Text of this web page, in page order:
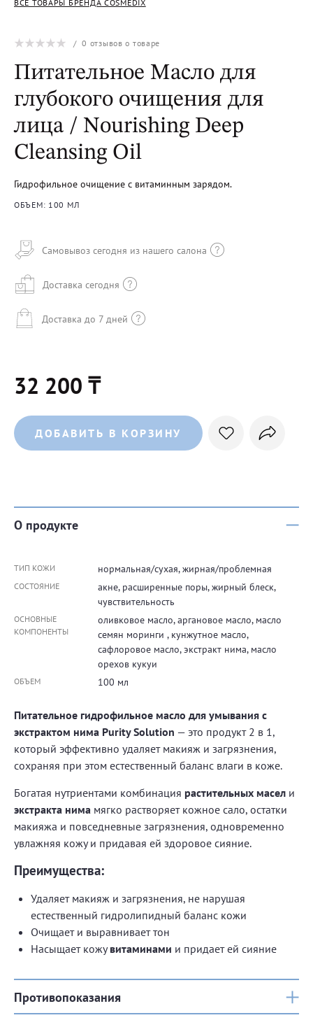
ВСЕ ТОВАРЫ БРЕНДА COSMEDIX
/0 отзывов о товаре
Питательное Масло для
глубокого очищения для
лица / Nourishing Deep
Cleansing Oil
Гидрофильное очищение с витаминным зарядом.
ОБЪЕМ: 100 МЛ
Самовывоз сегодня из нашего салона
Доставка сегодня
Доставка до 7 дней
32 200 ₸
ДОБАВИТЬ В КОРЗИНУ
О продукте
ТИП КОЖИ нормальная/сухая, жирная/проблемная
СОСТОЯНИЕ
акне, расширенные поры, жирный блеск,
чувствительность
ОСНОВНЫЕ
КОМПОНЕНТЫ
оливковое масло, аргановое масло, масло
семян моринги , кунжутное масло,
сафлоровое масло, экстракт нима, масло
орехов кукуи
ОБЪЕМ 100 мл
Питательное гидрофильное масло для умывания с
экстрактом нима Purity Solution — это продукт 2 в 1,
который эффективно удаляет макияж и загрязнения,
сохраняя при этом естественный баланс влаги в коже.
Богатая нутриентами комбинация растительных масел и
экстракта нима мягко растворяет кожное сало, остатки
макияжа и повседневные загрязнения, одновременно
увлажняя кожу и придавая ей здоровое сияние.
Преимущества:
Удаляет макияж и загрязнения, не нарушая
естественный гидролипидный баланс кожи
Очищает и выравнивает тон
Насыщает кожувитаминами и придает ей сияние
Противопоказания